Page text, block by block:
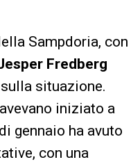
Sampdoria, con
Fredberg
situazione.
iniziato a
gennaio ha avuto
con una